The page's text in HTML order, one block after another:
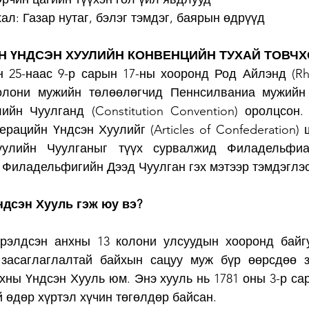
Газар нутаг, бэлэг тэмдэг, баярын өдрүүд
ҮНДСЭН ХУУЛИЙН КОНВЕНЦИЙН ТУХАЙ
25-наас 9-р сарын 17-ны хооронд Род Айлэнд
мужийн төлөөлөгчид Пеннсилваниа
Чуулганд (Constitution Convention)
Үндсэн Хуулийг (Articles of Confederation)
Чуулганыг түүх сурвалжид
Дээд Чуулган гэх мэтээр
Хууль гэж юу вэ?
анхны 13 колони улсуудын хооронд
байхын сацуу муж бүр өөрсдөө
Үндсэн Хууль юм. Энэ хууль нь 1781 оны 3-р
хүртэл хүчин төгөлдөр байсан.